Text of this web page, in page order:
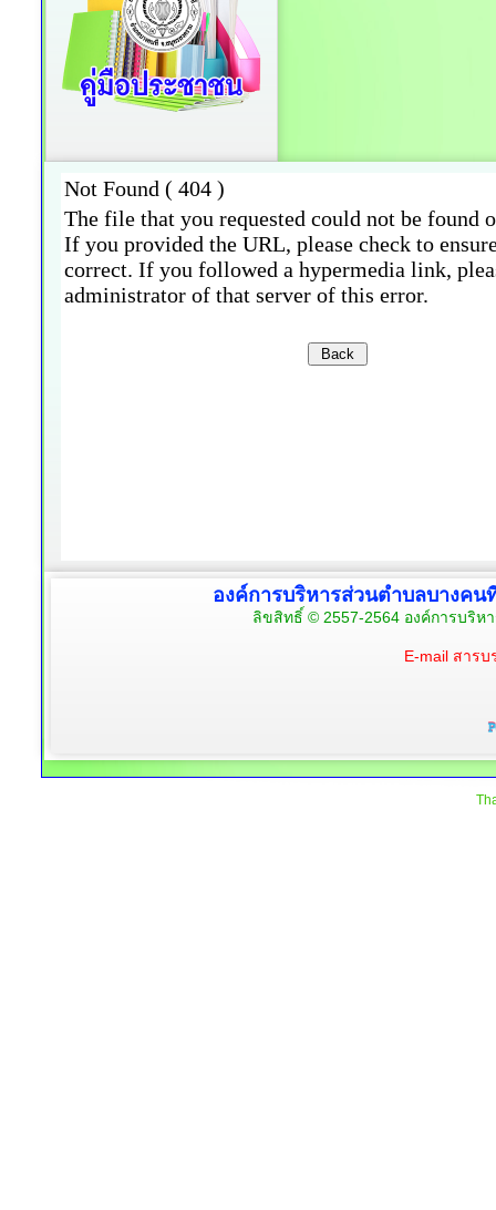
องค์การบริหารส่วนตำบลบางคน
ลิขสิทธิ์ © 2557-2564 องค์การบริ
E-mail สาร